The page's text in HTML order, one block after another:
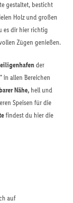
gestaltet, besticht
Holz und großen
es dir hier richtig
Zügen genießen.
der
in allen Bereichen
Nähe, hell und
Speisen für die
findest du hier die
auf